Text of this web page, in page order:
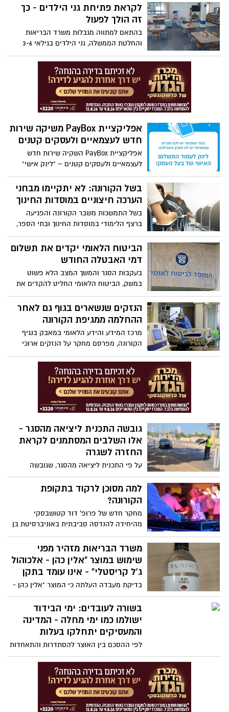
במסגרת כך, נפתחו הבוקר מוסדות החינוך
בגילים 6-0 וכן הוסרה מגבלת היציאה מהבית.
לקראת פתיחת גני הילדים - כך
זה הולך לפעול
בהתאם למתווה מגבלות משרד הבריאות
והחלטת הממשלה, גני הילדים בגילאי 3-6
יחזרו ללימודים ביום ראשון הקרוב. בתוך כך,
משרד הבריאות קורא לגננות והסייעות
להיבדק לקורונה במהלך הסופ"ש. לטובת כך,
תיפרסנה נקודות דיגום ברחבי הארץ
אפליקציית PayBox משיקה שירות
חדש לעצמאיים ולעסקים קטנים
אפליקציית PayBox השקיה שירות חדש
לעצמאיים ולעסקים קטנים – "לינק אישי"
המאפשר הפניית לקוחות פשוטה ומהירה
לעמוד התשלום של בית העסק באפליקציה
בשל הקורונה: לא יתקיימו מבחני
הערכה חיצוניים במוסדות החינוך
בשל התמשכות משבר הקורונה והפגיעה
ברצף הלימודי במוסדות החינוך ובתי הספר,
משרד החינוך הודיע כי לא יתקיימו השנה
מבחני המדידה וההערכה החיצוניים. שר
החינוך גלנט: "שנת לימודים לא שגרתית
הביטוח הלאומי יקדים את תשלום
דמי האבטלה החודש
בעקבות הסגר והמשך המצב הלא פשוט
במשק, הביטוח הלאומי החליט להקדים את
תשלומי דמי האבטלה של חודש ספטמבר כבר
ל- 13/10. הביטוח הלאומי: "הקדמנו את
התשלומים כבר לעוד 5 ימים"
הנזקים שנשארים בגוף גם לאחר
ההחלמה ממגיפת הקורונה
מרכז המידע והידע הלאומי במאבק בנגיף
הקורונה, מפרסם מחקר על הנזקים ארוכי
הטווח שמשאיר אחריו הנגיף בגוף המחלימים.
תופעות לוואי שנמשכו חודשים, ללא קשר
לחומרת מצבו של הנדבק במגיפה
גובשה התכנית ליציאה מהסגר -
אלו השלבים המסתמנים לקראת
החזרה לשגרה
על פי התכנית ליציאה מהסגר, שגובשה
לקראת הדיון בקבינט הקורונה, בשלב הראשון
לנסיעות עסקיות בלבד, זאת בהתאם לתנאי
כשבועיים לאחר מכן בכפוף להיענות הציבור.
למה מסוכן לרקוד בתקופת
הקורונה?
מחקר חדש של פרופ' דוד קטושבסקי
מהיחידה להנדסה סביבתית באוניברסיטת בן
גוריון בנגב מתריע: חלקיקים וטיפות העלולים
להכיל את נגיף הקורונה מרחפים באוויר זמן
רב יותר בעת ריקודים וקפיצות
משרד הבריאות מזהיר מפני
שימוש במוצר "אלין כהן - אלכוהול
ג'ל קריסטלי" - אינו עומד בתקן
בדיקת מעבדה העלתה כי המוצר "אלין כהן -
אלכוהול ג'ל קריסטלי לשמירה על היגיינת
הידיים" מכיל כמות אלכוהול נמוכה כמעט פי
3 מהכמות המצוינת על התווית, ולא בהתאם
לתקן משרד הבריאות. הציבור מתבקש שלא
לעשות שימוש במוצר ולהחזירו לנקודות
המכירה
בשורה לעובדים: ימי הבידוד
ישולמו כמו ימי מחלה - המדינה
והמעסיקים יתחלקו בעלות
לפי ההסכם בין האוצר להסתדרות והתאחדות
התעשיינים, ימי הבידוד ירדו ממכסת ימי
המחלה של העובד והתשלום עבורם יהיה
כקבוע בחוק - יומיים ראשונים על העובד,
המדינה והמעסיקים יתחלקו בעלות של היתר